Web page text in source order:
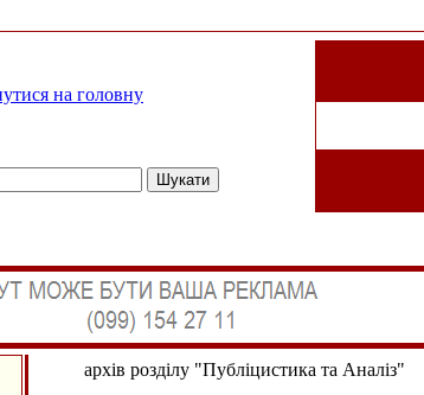
архів розділу "Публіцистика та Аналіз"